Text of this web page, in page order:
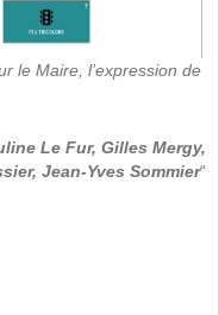
le Maire, l’expression de
Le Fur, Gilles Mergy,
Jean-Yves Sommier“